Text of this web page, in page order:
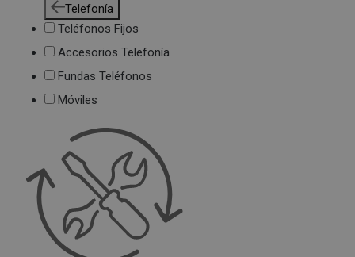
Telefonía
Teléfonos Fijos
Accesorios Telefonía
Fundas Teléfonos
Móviles